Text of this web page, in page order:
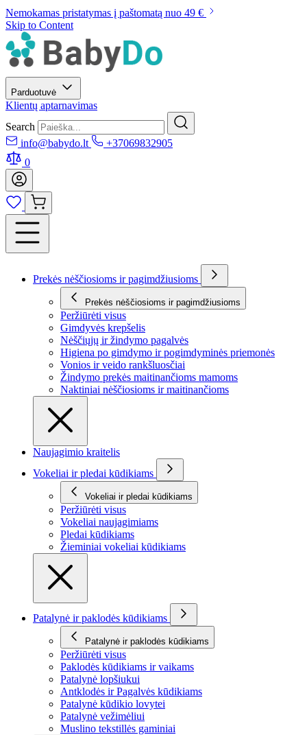
Nemokamas pristatymas į paštomatą nuo 49 €
Skip to Content
Parduotuvė
Klientų aptarnavimas
Search
info@babydo.lt
+37069832905
0
Prekės nėščiosioms ir pagimdžiusioms
Prekės nėščiosioms ir pagimdžiusioms
Peržiūrėti visus
Gimdyvės krepšelis
Nėščiųjų ir žindymo pagalvės
Higiena po gimdymo ir pogimdyminės priemonės
Vonios ir veido rankšluosčiai
Žindymo prekės maitinančioms mamoms
Naktiniai nėščiosioms ir maitinančioms
Naujagimio kraitelis
Vokeliai ir pledai kūdikiams
Vokeliai ir pledai kūdikiams
Peržiūrėti visus
Vokeliai naujagimiams
Pledai kūdikiams
Žieminiai vokeliai kūdikiams
Patalynė ir paklodės kūdikiams
Patalynė ir paklodės kūdikiams
Peržiūrėti visus
Paklodės kūdikiams ir vaikams
Patalynė lopšiukui
Antklodės ir Pagalvės kūdikiams
Patalynė kūdikio lovytei
Patalynė vežimėliui
Muslino tekstillės gaminiai